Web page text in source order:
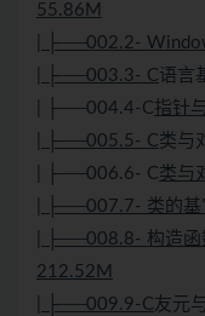
55.86M
| ├──002.2-
| ├──003.3- C语言
| ├──004.4-C指针
| ├──005.5- C类与
| ├──006.6- C类与
| ├──007.7- 类的
| ├──008.8- 构造函
212.52M
| ├──009.9-C友元